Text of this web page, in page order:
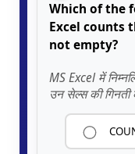
Which of the
Excel counts
not empty?
MS Excel में
उन सेल्स की गिनती